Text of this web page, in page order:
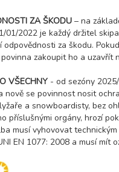
ZA ŠKODU – na
01/2022 je každý držitel
za škodu.
zakoupit ho a uzavřít
VŠECHNY - od sezóny
nově se povinnost nosit
a snowboardisty, bez
příslušnými orgány, hrozí
musí vyhovovat
EN 1077: 2008 a musí mít